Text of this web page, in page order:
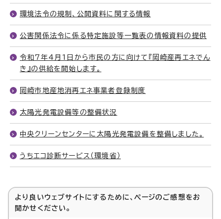
環境法令の規制、公開資料に関する情報
公害関係法令に係る特定施設等一覧表の情報資料の提供
令和7年4月1日から市民の方に向けて『岡崎産再エネでん
き』の供給を開始します。
岡崎市地産地消再エネ事業者登録制度
太陽光発電設備等の整備状況
中央クリーンセンターに太陽光発電設備を整備しました。
うちエコ診断サービス（環境省）
より良いウェブサイトにするために、ページのご感想をお
聞かせください。